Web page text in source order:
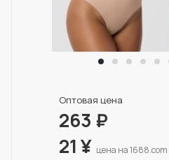
Оптовая цена
263 ₽
21¥ цена на 1688.com